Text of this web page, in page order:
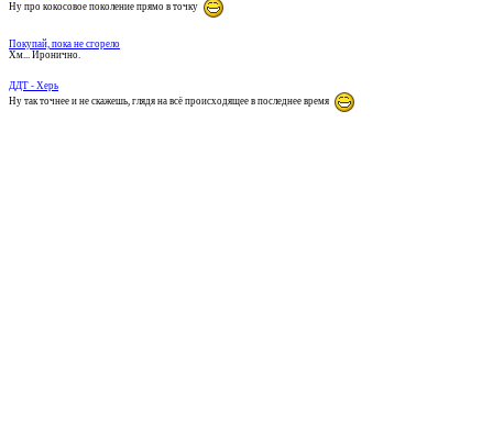
Ну про кокосовое поколение прямо в точку
Покупай, пока не сгорело
Хм... Иронично.
ДДТ - Херь
Ну так точнее и не скажешь, глядя на всё происходящее в последнее время